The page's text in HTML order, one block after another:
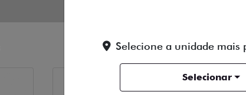
Selecione a unidade mais
Selecionar